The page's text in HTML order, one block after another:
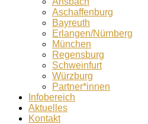
Aschaffenburg
Bayreuth
Erlangen/Nürnberg
München
Regensburg
Schweinfurt
Würzburg
Partner*innen
Infobereich
Aktuelles
Kontakt